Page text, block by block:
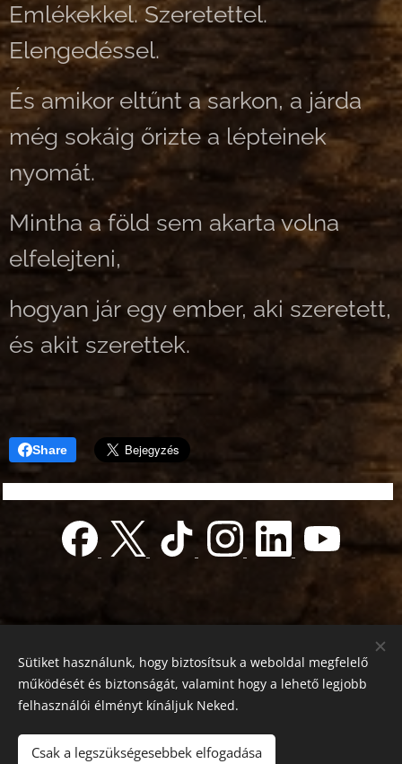
Emlékekkel. Szeretettel.
Elengedéssel.
És amikor eltűnt a sarkon, a járda
még sokáig őrizte a lépteinek
nyomát.
Mintha a föld sem akarta volna
elfelejteni,
hogyan jár egy ember, aki szeretett,
és akit szerettek.
Share
Sütiket használunk, hogy biztosítsuk a weboldal megfelelő
működését és biztonságát, valamint hogy a lehető legjobb
felhasználói élményt kínáljuk Neked.
Csak a legszükségesebbek elfogadása